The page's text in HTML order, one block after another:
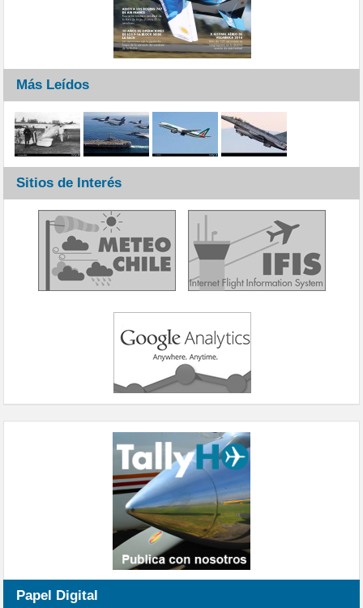
Más Leídos
Sitios de Interés
Papel Digital